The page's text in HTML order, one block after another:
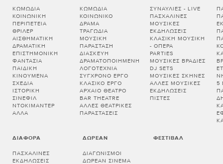
ΚΩΜΩΔΊΑ
ΚΟΙΝΩΝΙΚΉ
ΠΕΡΙΠΈΤΕΙΑ
ΘΡΊΛΕΡ
ΑΙΣΘΗΜΑΤΙΚΉ
ΔΡΑΜΑΤΙΚΉ
ΕΠΙΣΤΗΜΟΝΙΚΉ
ΦΑΝΤΑΣΊΑ
ΠΑΙΔΙΚΉ
ΚΙΝΟΎΜΕΝΑ
ΣΧΈΔΙΑ
ΙΣΤΟΡΙΚΉ
ΣΙΝΕΦΊΛ
ΝΤΟΚΙΜΑΝΤΈΡ
ΆΛΛΑ
ΚΩΜΩΔΊΑ
ΚΟΙΝΩΝΙΚΌ
ΔΡΆΜΑ
ΤΡΑΓΩΔΊΑ
ΜΟΥΣΙΚΉ
ΠΑΡΆΣΤΑΣΗ
ΔΙΑΣΚΕΥΉ
ΔΡΑΜΑΤΟΠΟΙΗΜΈΝΗ
ΛΟΓΟΤΕΧΝΊΑ
ΣΎΓΧΡΟΝΟ ΈΡΓΟ
ΚΛΑΣΙΚΌ ΈΡΓΟ
ΑΡΧΑΊΟ ΘΈΑΤΡΟ
BAR THEATRE
ΆΛΛΕΣ ΘΕΑΤΡΙΚΈΣ
ΠΑΡΑΣΤΆΣΕΙΣ
ΣΥΝΑΥΛΊΕΣ - LIVE
ΠΑΣΧΑΛΙΝΈΣ
ΜΟΥΣΙΚΈΣ
ΕΚΔΗΛΏΣΕΙΣ
ΚΛΑΣΙΚΉ ΜΟΥΣΙΚΉ
- ΌΠΕΡΑ
PARTIES
ΜΟΥΣΙΚΈΣ ΒΡΑΔΙΈΣ
DJ SETS
ΜΟΥΣΙΚΈΣ ΣΚΗΝΈΣ
ΆΛΛΕΣ ΜΟΥΣΙΚΈΣ
ΕΚΔΗΛΏΣΕΙΣ
ΠΊΣΤΕΣ
5
ΔΙΆΦΟΡΑ
ΠΑΣΧΑΛΙΝΈΣ
ΕΚΔΗΛΏΣΕΙΣ
ΔΩΡΕΆΝ
ΔΙΑΓΩΝΙΣΜΟΊ
ΔΩΡΕΆΝ ΣΙΝΕΜΆ
ΦΕΣΤΙΒΆΛ